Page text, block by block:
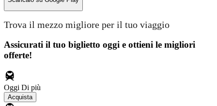
Trova il mezzo migliore per il tuo viaggio
Assicurati il ​​tuo biglietto oggi e ottieni le migliori
offerte!
Oggi Di più
Acquista